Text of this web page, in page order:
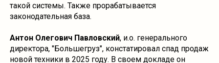
такой системы. Также прорабатывается
законодательная база.
Антон Олегович Павловский, и.о. генерального
директора, "Большегруз", констатировал спад продаж
новой техники в 2025 году. В своем докладе он